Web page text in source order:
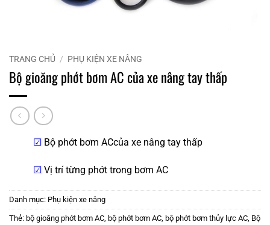
TRANG CHỦ / PHỤ KIỆN XE NÂNG
Bộ gioăng phớt bơm AC của xe nâng tay thấp
☑ Bộ phớt bơm ACcủa xe nâng tay thấp
☑ Vị trí từng phớt trong bơm AC
Danh mục: Phụ kiện xe nâng
Thẻ: bộ gioăng phớt bơm AC, bộ phớt bơm AC, bộ phớt bơm thủy lực AC, Bộ